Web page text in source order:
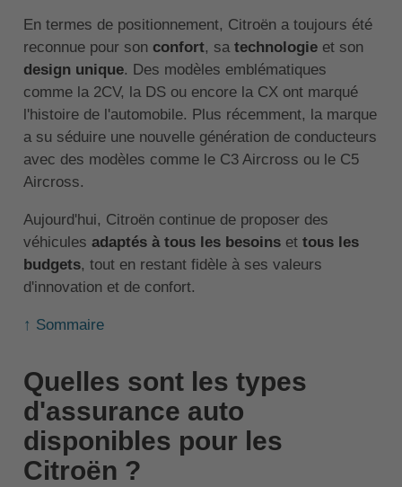
En termes de positionnement, Citroën a toujours été
reconnue pour son confort, sa technologie et son
design unique. Des modèles emblématiques
comme la 2CV, la DS ou encore la CX ont marqué
l'histoire de l'automobile. Plus récemment, la marque
a su séduire une nouvelle génération de conducteurs
avec des modèles comme le C3 Aircross ou le C5
Aircross.
Aujourd'hui, Citroën continue de proposer des
véhicules adaptés à tous les besoinset tous les
budgets, tout en restant fidèle à ses valeurs
d'innovation et de confort.
↑ Sommaire
Quelles sont les types
d'assurance auto
disponibles pour les
Citroën ?